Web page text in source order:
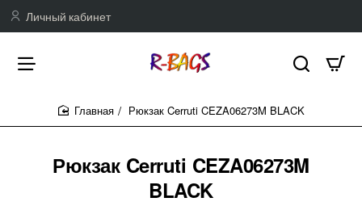
Личный кабинет
Рюкзак Cerruti CEZA06273M
BLACK
Рюкзак Cerruti CEZA06273M BLACK